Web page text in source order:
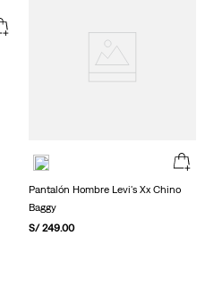
Pantalón Hombre Levi's Xx Chino
Baggy
S/ 249.00